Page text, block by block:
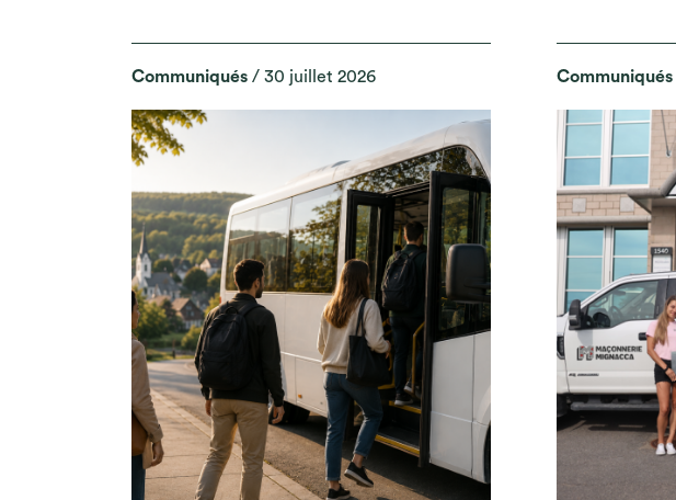
Communiqués / 30 juillet 2026 Communiqués